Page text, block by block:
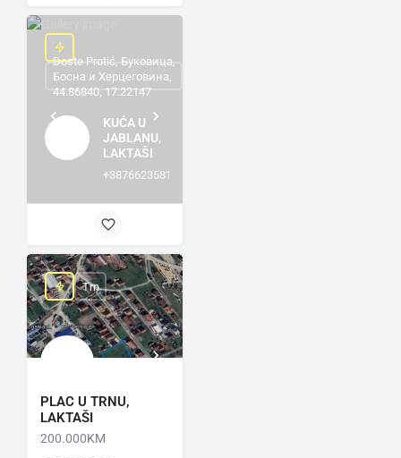
KUĆA U
JABLANU,
LAKTAŠI
+38766235816
Doste Protić, Буковица,
Босна и Херцеговина,
44.86840, 17.22147
PLAC U TRNU,
LAKTAŠI
200.000KM
Trn